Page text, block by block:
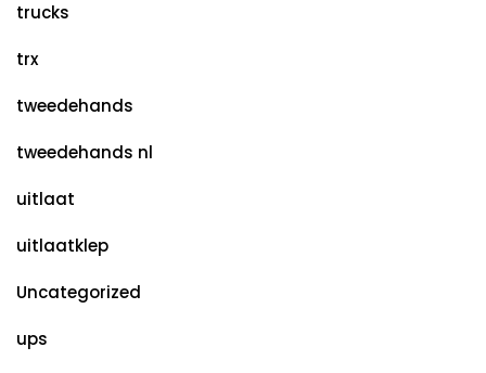
trucks
trx
tweedehands
tweedehands nl
uitlaat
uitlaatklep
Uncategorized
ups